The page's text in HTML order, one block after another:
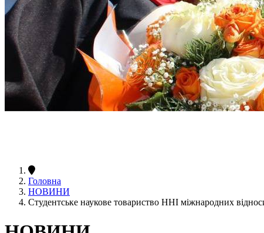
Головна
НОВИНИ
Студентське наукове товариство ННІ міжнародних